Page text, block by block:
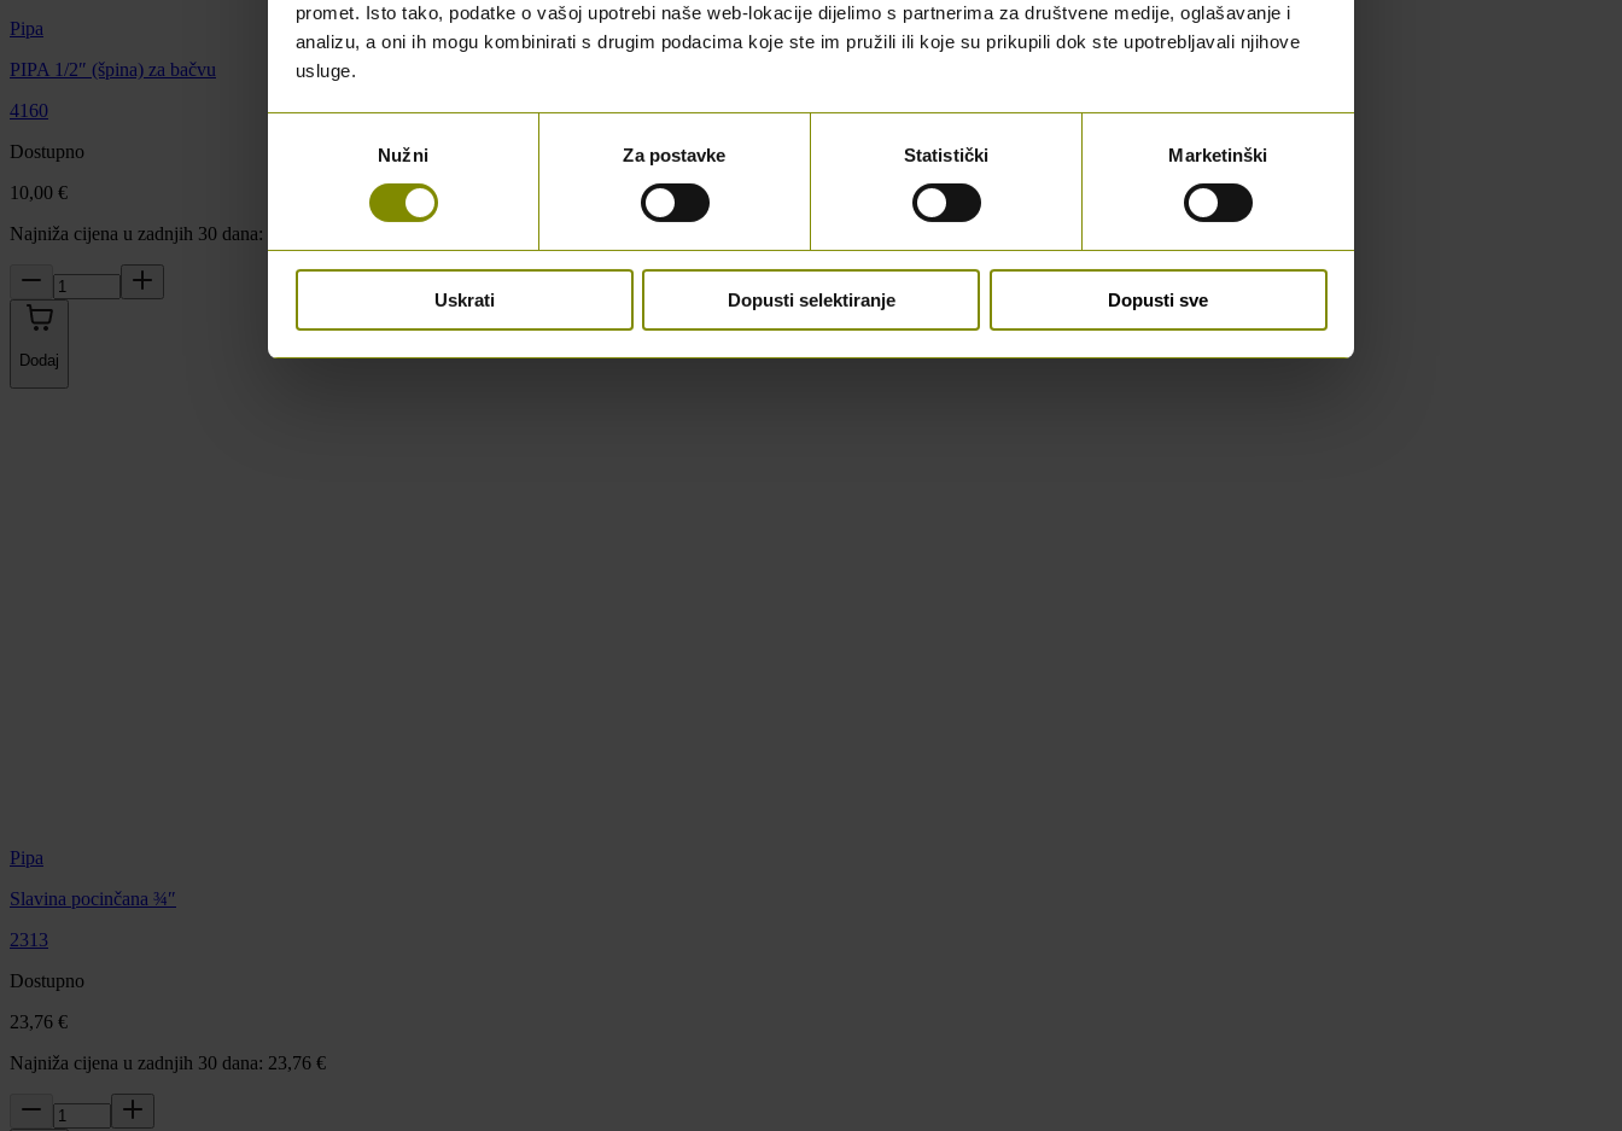
promet. Isto tako, podatke o vašoj upotrebi naše web-lokacije dijelimo s partnerima za društvene medije, oglašavanje i
analizu, a oni ih mogu kombinirati s drugim podacima koje ste im pružili ili koje su prikupili dok ste upotrebljavali njihove
usluge.
Nužni Za postavke Statistički Marketinški
Uskrati Dopusti selektiranje Dopusti sve
Pipa
PIPA 1/2″ (špina) za bačvu
4160
Dostupno
10,00 €
Najniža cijena u zadnjih 30 dana: 10,00 €
Dodaj
Pipa
Slavina pocinčana ¾″
2313
Dostupno
23,76 €
Najniža cijena u zadnjih 30 dana: 23,76 €